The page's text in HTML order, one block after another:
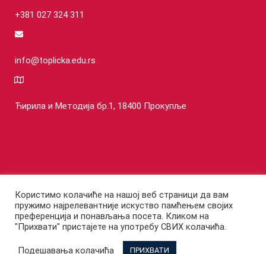
+381 027 324 311
info@toplicka.edu.rs
Ћирила и Методија бр.1, 18400 Прокупље
©COPYRIGHT Топличка академија струковних студија - Одсек за
пословне студије Блаце 2025 I Сва права задржана.
Користимо колачиће на нашој веб страници да вам
пружимо најрелевантније искуство памћењем својих
преференција и понављања посета. Кликом на
"Прихвати" пристајете на употребу СВИХ колачића.
Подешавања колачића ПРИХВАТИ